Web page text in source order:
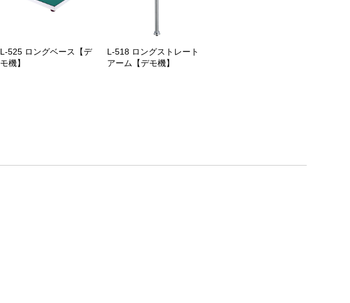
L-525 ロングベース【デ
モ機】
L-518 ロングストレート
アーム【デモ機】